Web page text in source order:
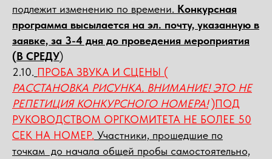
подлежит изменению по времени. Конкурсная
программа высылается на эл. почту, указанную в
заявке, за 3-4 дня до проведения мероприятия
(В СРЕДУ)
2.10. ПРОБА ЗВУКА И СЦЕНЫ (
РАССТАНОВКА РИСУНКА. ВНИМАНИЕ! ЭТО НЕ
РЕПЕТИЦИЯ КОНКУРСНОГО НОМЕРА! )ПОД
РУКОВОДСТВОМ ОРГКОМИТЕТА НЕ БОЛЕЕ 50
СЕК НА НОМЕР. Участники, прошедшие по
точкам до начала общей пробы самостоятельно,